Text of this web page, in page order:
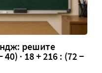
решите
· 18 + 216 : (72 −